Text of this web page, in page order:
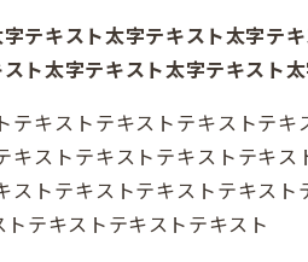
テキスト太字テキスト太字テ
ト太字テキスト太字テキスト
キストテキストテキストテ
ストテキストテキストテキ
トテキストテキストテキス
テキストテキストテキスト